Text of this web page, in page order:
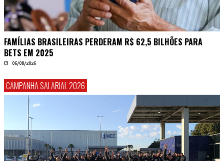
FAMÍLIAS BRASILEIRAS PERDERAM R$ 62,5 BILHÕES PARA
BETS EM 2025
06/08/2026
CAMPANHA SALARIAL 2026